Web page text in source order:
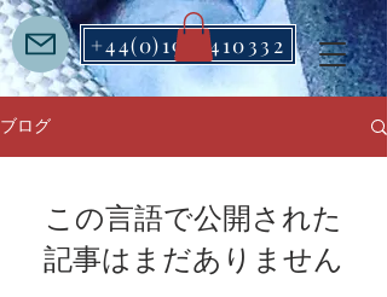
+44(0)1912410332
ブログ
この言語で公開された
記事はまだありません